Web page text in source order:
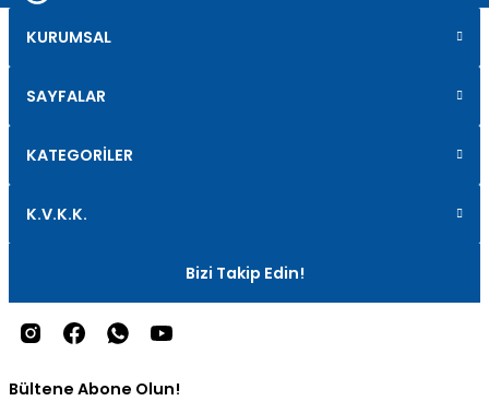
KURUMSAL
SAYFALAR
KATEGORİLER
K.V.K.K.
Bizi Takip Edin!
Bültene Abone Olun!